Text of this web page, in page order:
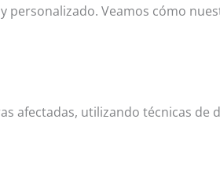
personalizado. Veamos cómo
afectadas, utilizando técnicas de